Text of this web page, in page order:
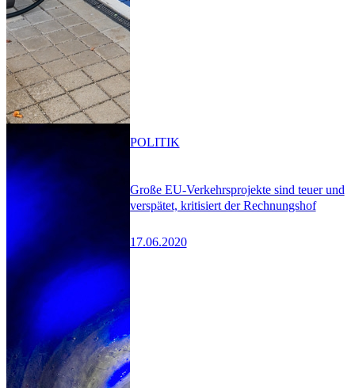
Große EU-Verkehrsprojekte sind teuer und
verspätet, kritisiert der Rechnungshof
17.06.2020
POLITIK